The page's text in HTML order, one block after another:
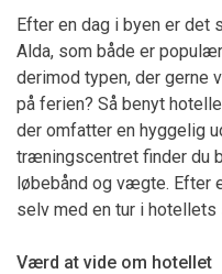
Efter en dag i byen er det
Alda, som både er
derimod typen, der gerne
på ferien? Så benyt
der omfatter en hyggelig
træningscentret finder du
løbebånd og vægte. Efter
selv med en tur i hotellets
Værd at vide om hotellet